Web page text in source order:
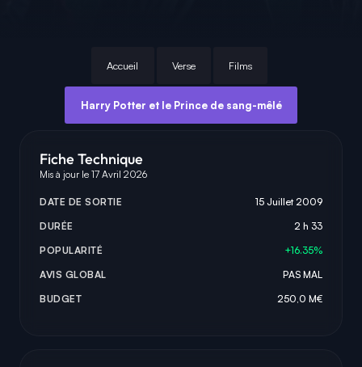
Accueil Verse Films
Harry Potter et le Prince de sang-mêlé
Fiche Technique
Mis à jour le 17 Avril 2026
DATE DE SORTIE
15 Juillet 2009
DURÉE
2 h 33
POPULARITÉ
+16.35%
AVIS GLOBAL
PAS MAL
BUDGET
250,0 M€